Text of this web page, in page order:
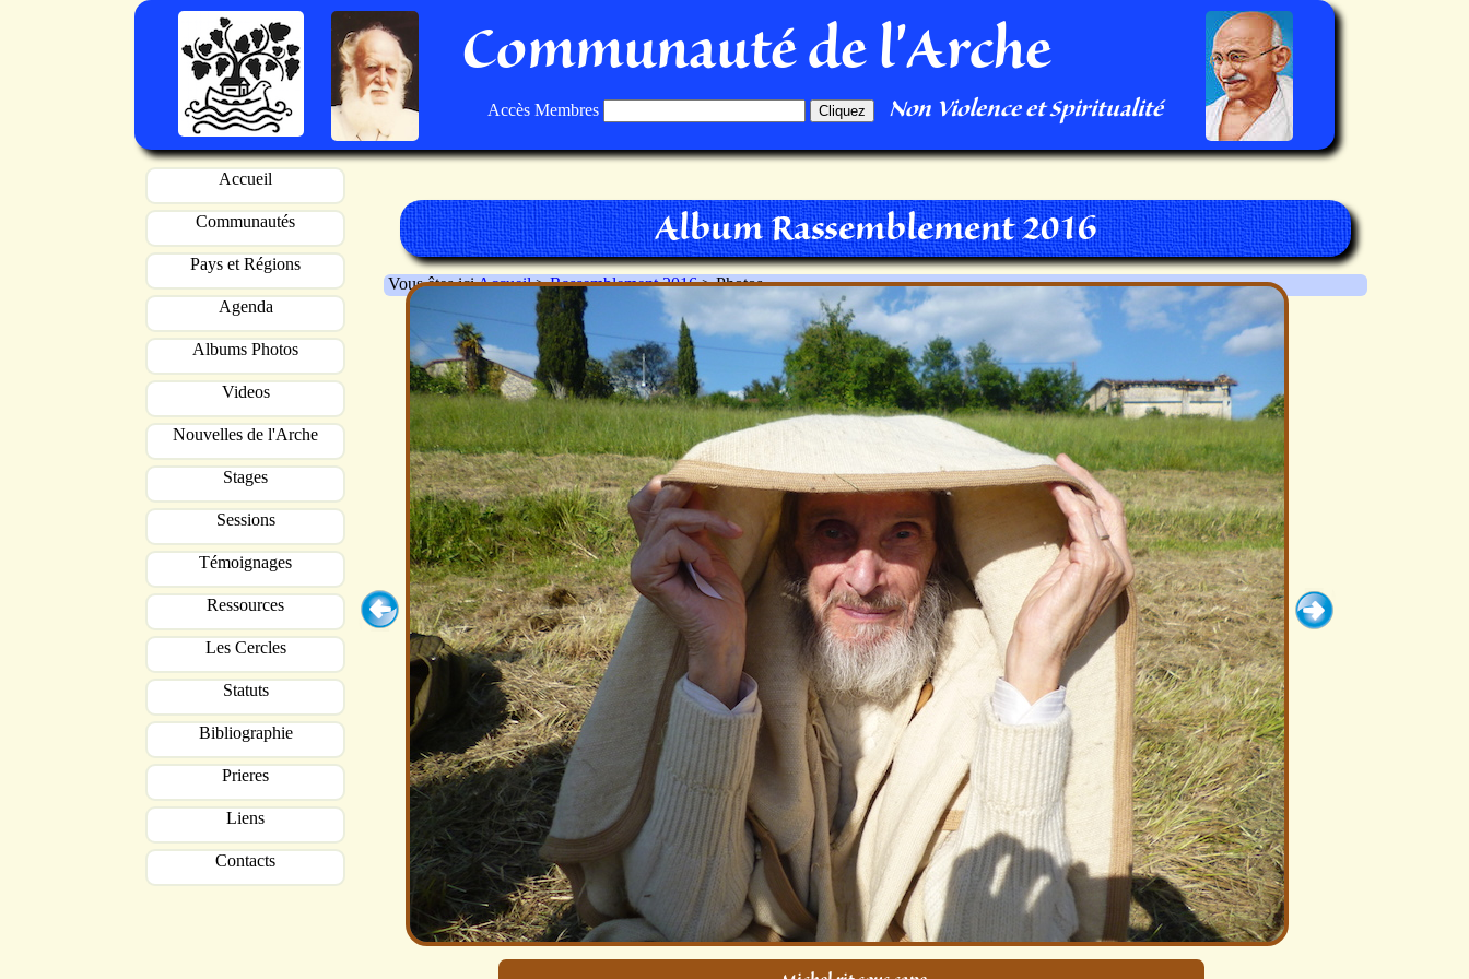
Communauté de l'Arche
Non Violence et Spiritualité
Accès Membres
Accueil
Communautés
Pays et Régions
Agenda
Albums Photos
Videos
Nouvelles de l'Arche
Stages
Sessions
Témoignages
Ressources
Les Cercles
Statuts
Bibliographie
Prieres
Liens
Contacts
Album Rassemblement 2016
Vous êtes iciAccueil>Rassemblement 2016> Photos